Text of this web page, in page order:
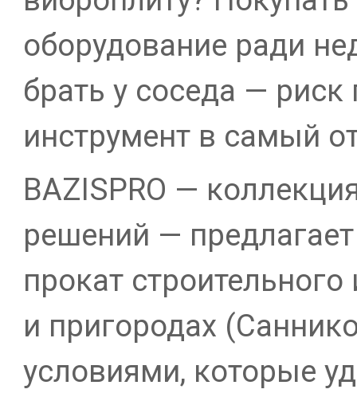
оборудование ради
брать у соседа —
инструмент в самый
BAZISPRO —
решений —
прокат
и пригородах
условиями, которые